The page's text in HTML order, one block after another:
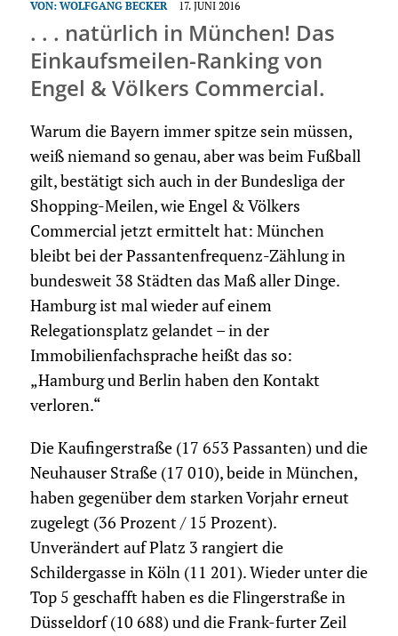
VON: WOLFGANG BECKER 17. JUNI 2016
. . . natürlich in München! Das
Einkaufsmeilen-Ranking von
Engel & Völkers Commercial.
Warum die Bayern immer spitze sein müssen,
weiß niemand so genau, aber was beim Fußball
gilt, bestätigt sich auch in der Bundesliga der
Shopping-Meilen, wie Engel & Völkers
Commercial jetzt ermittelt hat: München
bleibt bei der Passantenfrequenz-Zählung in
bundesweit 38 Städten das Maß aller Dinge.
Hamburg ist mal wieder auf einem
Relegationsplatz gelandet – in der
Immobilienfachsprache heißt das so:
„Hamburg und Berlin haben den Kontakt
verloren.“
Die Kaufingerstraße (17 653 Passanten) und die
Neuhauser Straße (17 010), beide in München,
haben gegenüber dem starken Vorjahr erneut
zugelegt (36 Prozent / 15 Prozent).
Unverändert auf Platz 3 rangiert die
Schildergasse in Köln (11 201). Wieder unter die
Top 5 geschafft haben es die Flingerstraße in
Düsseldorf (10 688) und die Frank-furter Zeil